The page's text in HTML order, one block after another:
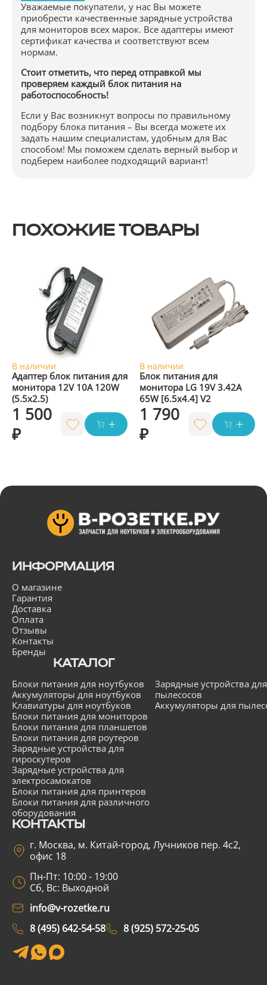
Уважаемые покупатели, у нас Вы можете
приобрести качественные зарядные устройства
для мониторов всех марок. Все адаптеры имеют
сертификат качества и соответствуют всем
нормам.
Стоит отметить, что перед отправкой мы
проверяем каждый блок питания на
работоспособность!
Если у Вас возникнут вопросы по правильному
подбору блока питания – Вы всегда можете их
задать нашим специалистам, удобным для Вас
способом! Мы поможем сделать верный выбор и
подберем наиболее подходящий вариант!
ПОХОЖИЕ ТОВАРЫ
В наличии
Адаптер блок питания для
монитора 12V 10A 120W
(5.5x2.5)
1 500
₽
В наличии
Блок питания для
монитора LG 19V 3.42A
65W [6.5x4.4] V2
1 790
₽
ИНФОРМАЦИЯ
О магазине
Гарантия
Доставка
Оплата
Отзывы
Контакты
Бренды
КАТАЛОГ
Блоки питания для ноутбуков
Аккумуляторы для ноутбуков
Клавиатуры для ноутбуков
Блоки питания для мониторов
Блоки питания для планшетов
Блоки питания для роутеров
Зарядные устройства для
гироскутеров
Зарядные устройства для
электросамокатов
Блоки питания для принтеров
Блоки питания для различного
оборудования
Зарядные устройства для
пылесосов
Аккумуляторы для
КОНТАКТЫ
г. Москва, м. Китай-город, Лучников пер. 4с2,
офис 18
Пн-Пт: 10:00 - 19:00
Сб, Вс: Выходной
info@v-rozetke.ru
8 (495) 642-54-58
8 (925) 572-25-05